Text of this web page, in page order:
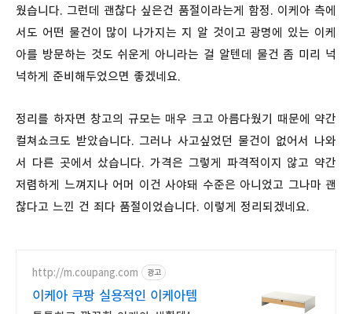
웠습니다. 그런데 괜찮다 싶은건 품절이라는게 함정. 이케아 측에
서도 어떤 물건이 많이 나가지는 지 알 것이고 광명에 있는 이케
아를 방문하는 것도 쉬운게 아니라는 걸 알텐데 물건 좀 미리 넉
넉하게 준비해두었으면 좋겠네요.
정리를 하자면 창고의 규모는 매우 크고 아름다웠기 때문에 약간
컬쳐쇼크도 받았습니다. 그러나 사고싶었던 물건이 없어서 나와
서 다른 곳에서 샀습니다. 가격은 그렇게 파격적이지 않고 약간
저렴하게 느껴지나 어머 이건 사야돼 수준은 아니었고 그나마 괜
찮다고 느낀 건 죄다 품절이었습니다. 이렇게 정리되겠네요.
http://m.coupang.com 광고
이케아 쿠팡 실용적인 이케아템